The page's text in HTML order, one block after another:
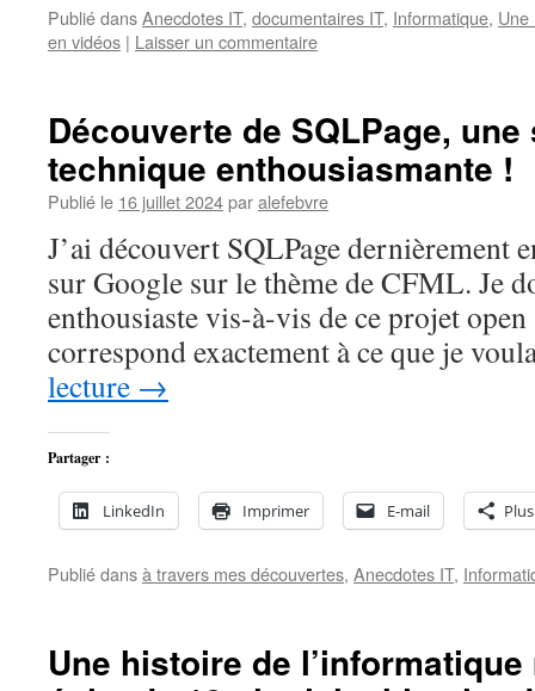
Publié dansAnecdotes IT, documentaires IT, Informatique,
en vidéos | Laisser un commentaire
Découverte de SQLPage,
technique enthousiasmante !
Publié le 16 juillet 2024paralefebvre
J’ai découvert SQLPage dernièrement
sur Google sur le thème de CFML. Je
enthousiaste vis-à-vis de ce projet
correspond exactement à ce que je
lecture →
Partager :
LinkedIn Imprimer E-mail Plus
Publié dansà travers mes découvertes, Anecdotes IT,
Une histoire de